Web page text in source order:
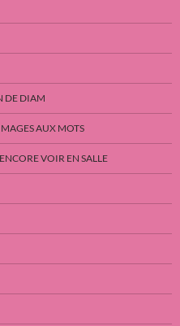
DE DIAM
AUX MOTS
VOIR EN SALLE